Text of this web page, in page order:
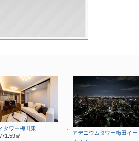
タワー梅田東
71.59㎡
アデニウムタワー梅田イー